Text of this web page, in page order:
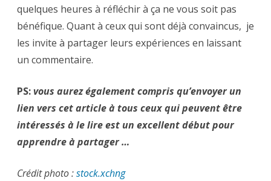
quelques heures à réfléchir à ça ne vous soit pas
bénéfique. Quant à ceux qui sont déjà convaincus, je
les invite à partager leurs expériences en laissant
un commentaire.
PS:vous aurez également compris qu’envoyer un
lien vers cet article à tous ceux qui peuvent être
intéressés à le lire est un excellent début pour
apprendre à partager …
Crédit photo :stock.xchng